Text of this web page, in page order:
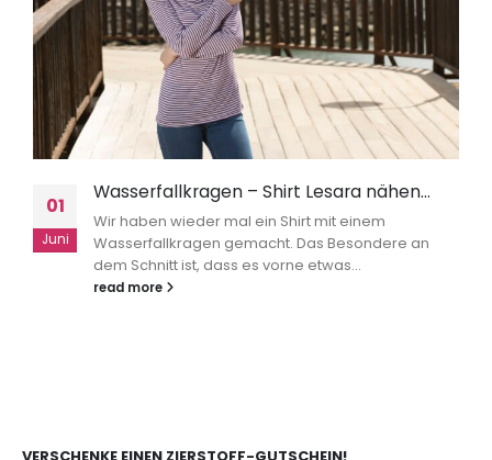
01
Juni
Wasserfallkragen – Shirt Lesara nähen…
Wir haben wieder mal ein Shirt mit einem
Wasserfallkragen gemacht. Das Besondere an
dem Schnitt ist, dass es vorne etwas...
read more